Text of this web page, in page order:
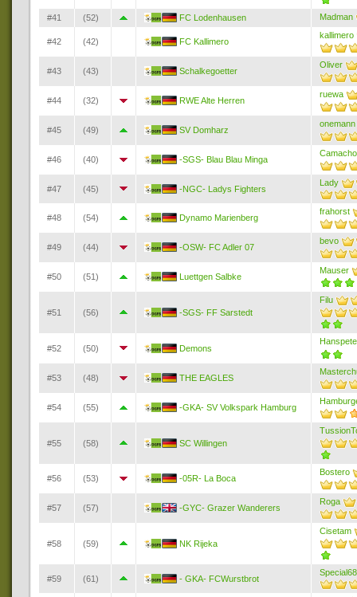
#41 (52) FC Lodenhausen Madman
#42 (42) FC Kallimero
kallimero
#43 (43) Schalkegoetter
Oliver
#44 (32) RWE Alte Herren
ruewa
#45 (49) SV Domharz
onemann
#46 (40) -SGS- Blau Blau Minga
Camacho
#47 (45) -NGC- Ladys Fighters
Lady
#48 (54) Dynamo Marienberg
frahorst
#49 (44) -OSW- FC Adler 07
bevo
#50 (51) Luettgen Salbke
Mauser
#51 (56) -SGS- FF Sarstedt
Filu
#52 (50) Demons
#53 (48) THE EAGLES
#54 (55) -GKA- SV Volkspark Hamburg
#55 (58) SC Willingen
#56 (53) -05R- La Boca
Bostero
#57 (57) -GYC- Grazer Wanderers
Roga
#58 (59) NK Rijeka
Cisetam
#59 (61) - GKA- FCWurstbrot
Special68